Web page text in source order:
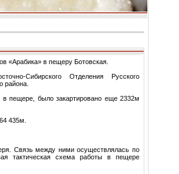
«Арабика» в пещеру Ботовская.
Сибирского Отделения Русского
района.
пещере, было закартировано еще 2332м
435м.
Связь между ними осуществлялась по
тактическая схема работы в пещере